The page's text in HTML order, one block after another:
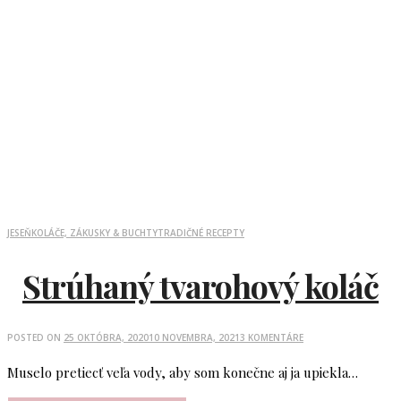
JESEŇKOLÁČE, ZÁKUSKY & BUCHTYTRADIČNÉ RECEPTY
Strúhaný tvarohový koláč
POSTED ON 25 OKTÓBRA, 202010 NOVEMBRA, 20213 KOMENTÁRE
Muselo pretiecť veľa vody, aby som konečne aj ja upiekla…